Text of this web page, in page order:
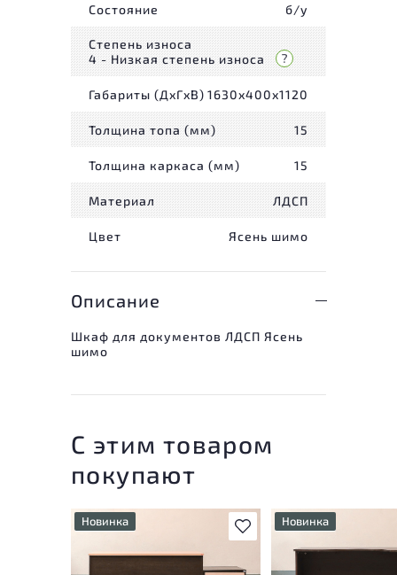
Состояние б/у
Степень износа
4 - Низкая степень износа
Габариты (ДxГxВ) 1630x400x1120
Толщина топа (мм) 15
Толщина каркаса (мм) 15
Материал ЛДСП
Цвет Ясень шимо
Описание
Шкаф для документов ЛДСП Ясень
шимо
С этим товаром
покупают
В избранное
Новинка
незначительные следы
эксплуатации, не влияющие
Новинка
У товара
незначительные
эксплуатации, не